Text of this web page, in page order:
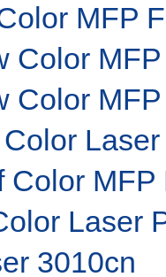
MFP
Color MFP
Color
Color MFP
Laser
3010cn